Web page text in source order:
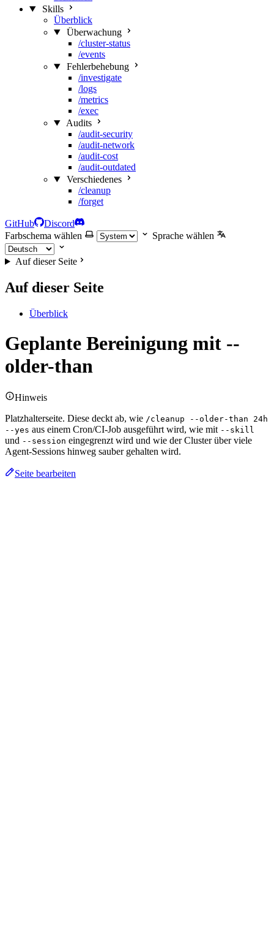
Skills
Überblick
Überwachung
/cluster-status
/events
Fehlerbehebung
/investigate
/logs
/metrics
/exec
Audits
/audit-security
/audit-network
/audit-cost
/audit-outdated
Verschiedenes
/cleanup
/forget
GitHub
Discord
Farbschema wählen
Sprache wählen
Auf dieser Seite
Auf dieser Seite
Überblick
Geplante Bereinigung mit --
older-than
Hinweis
Platzhalterseite. Diese deckt ab, wie /cleanup --older-than 24h
--yes aus einem Cron/CI-Job ausgeführt wird, wie mit --skill
und --session eingegrenzt wird und wie der Cluster über viele
Agent-Sessions hinweg sauber gehalten wird.
Seite bearbeiten